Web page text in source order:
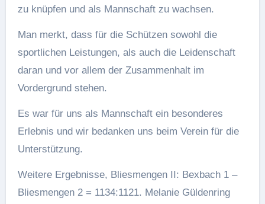
zu knüpfen und als Mannschaft zu wachsen.
Man merkt, dass für die Schützen sowohl die
sportlichen Leistungen, als auch die Leidenschaft
daran und vor allem der Zusammenhalt im
Vordergrund stehen.
Es war für uns als Mannschaft ein besonderes
Erlebnis und wir bedanken uns beim Verein für die
Unterstützung.
Weitere Ergebnisse, Bliesmengen II: Bexbach 1 –
Bliesmengen 2 = 1134:1121. Melanie Güldenring